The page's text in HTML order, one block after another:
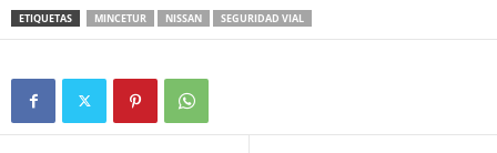
ETIQUETAS MINCETUR NISSAN SEGURIDAD VIAL